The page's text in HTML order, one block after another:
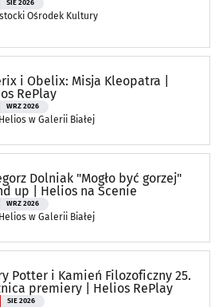
SIE 2026
Ośrodek Kultury
i Obelix: Misja Kleopatra |
RePlay
WRZ 2026
w Galerii Białej
Dolniak "Mogło być gorzej"
up | Helios na Scenie
WRZ 2026
w Galerii Białej
Potter i Kamień Filozoficzny 25.
premiery | Helios RePlay
SIE 2026